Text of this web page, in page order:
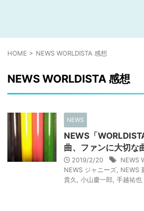
HOME > NEWS WORLDISTA 感想
NEWS WORLDISTA 感想
NEWS
NEWS「
曲、ファンに大切な
2019/2/20 NEWS
NEWS ジャニーズ NEWS
貴久
小山慶一郎 手越祐也